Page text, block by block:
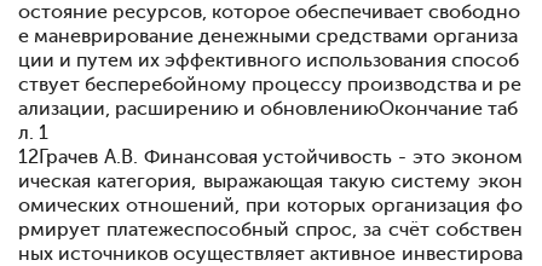
остояние ресурсов, которое обеспечивает свободно
е маневрирование денежными средствами организа
ции и путем их эффективного использования способ
ствует бесперебойному процессу производства и ре
ализации, расширению и обновлениюОкончание таб
л. 1
12Грачев А.В. Финансовая устойчивость - это эконом
ическая категория, выражающая такую систему экон
омических отношений, при которых организация фо
рмирует платежеспособный спрос, за счёт собствен
ных источников осуществляет активное инвестирова